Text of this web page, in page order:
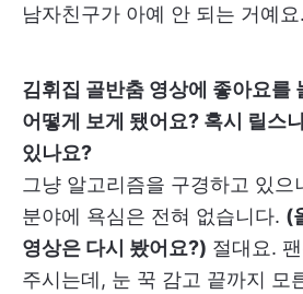
남자친구가 아예 안 되는 거예
김휘집 골반춤 영상에 좋아요를
어떻게 보게 됐어요? 혹시 릴스
있나요?
그냥 알고리즘을 구경하고 있으
분야에 욕심은 전혀 없습니다. (
영상은 다시 봤어요?) 절대요.
주시는데, 눈 꾹 감고 끝까지 모